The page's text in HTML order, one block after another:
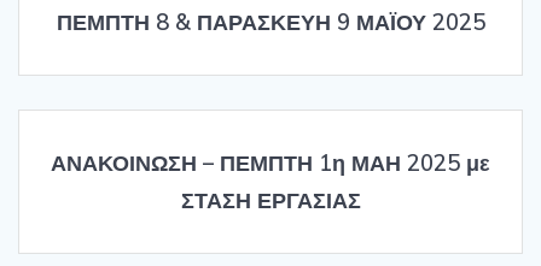
ΠΕΜΠΤΗ 8 & ΠΑΡΑΣΚΕΥΗ 9 ΜΑΪΟΥ 2025
ΑΝΑΚΟΙΝΩΣΗ – ΠΕΜΠΤΗ 1η ΜΑΗ 2025 με
ΣΤΑΣΗ ΕΡΓΑΣΙΑΣ